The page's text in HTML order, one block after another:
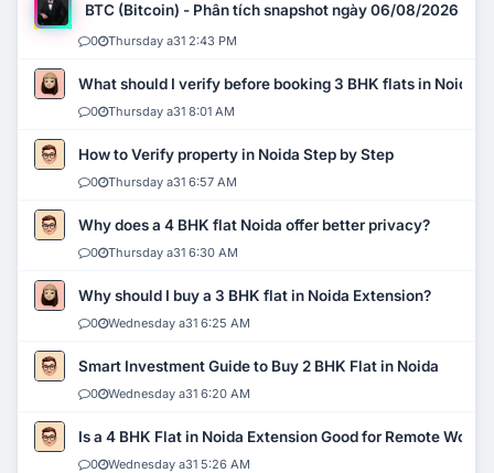
BTC (Bitcoin) - Phân tích snapshot ngày 06/08/2026
0 Thursday a31 2:43 PM
What should I verify before booking 3 BHK flats in Noida?
0 Thursday a31 8:01 AM
How to Verify property in Noida Step by Step
0 Thursday a31 6:57 AM
Why does a 4 BHK flat Noida offer better privacy?
0 Thursday a31 6:30 AM
Why should I buy a 3 BHK flat in Noida Extension?
0 Wednesday a31 6:25 AM
Smart Investment Guide to Buy 2 BHK Flat in Noida
0 Wednesday a31 6:20 AM
Is a 4 BHK Flat in Noida Extension Good for Remote Work?
0 Wednesday a31 5:26 AM